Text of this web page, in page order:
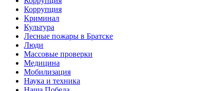
Коррупция
Криминал
Культура
Лесные пожары в Братске
Люди
Массовые проверки
Медицина
Мобилизация
Наука и техника